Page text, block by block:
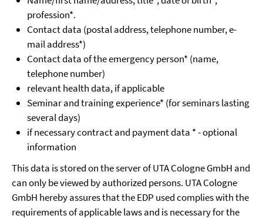
profession*.
Contact data (postal address, telephone number, e-
mail address*)
Contact data of the emergency person* (name,
telephone number)
relevant health data, if applicable
Seminar and training experience* (for seminars lasting
several days)
if necessary contract and payment data * - optional
information
This data is stored on the server of UTA Cologne GmbH and
can only be viewed by authorized persons. UTA Cologne
GmbH hereby assures that the EDP used complies with the
requirements of applicable laws and is necessary for the